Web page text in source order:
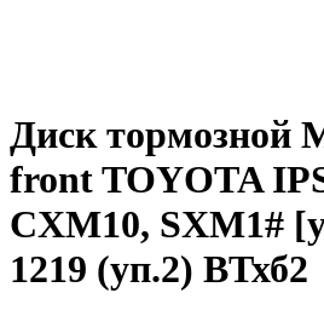
Диск тормозной
front TOYOTA
CXM10, SXM1#
1219 (уп.2) ВТхб2